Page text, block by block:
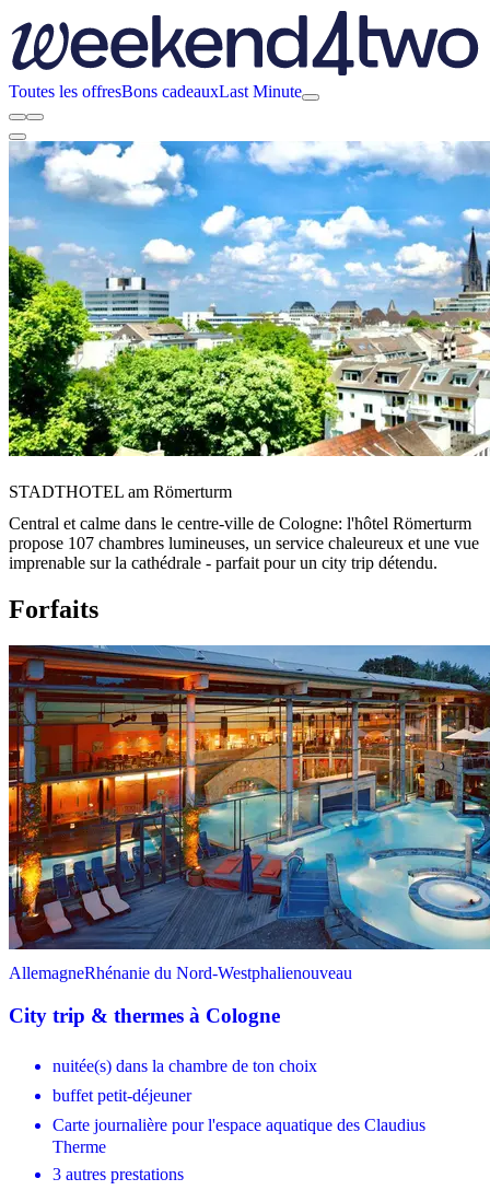
Toutes les offresBons cadeauxLast Minute
STADTHOTEL am Römerturm
Central et calme dans le centre-ville de Cologne: l'hôtel Römerturm
propose 107 chambres lumineuses, un service chaleureux et une vue
imprenable sur la cathédrale - parfait pour un city trip détendu.
Forfaits
AllemagneRhénanie du Nord-Westphalienouveau
City trip & thermes à Cologne
nuitée(s) dans la chambre de ton choix
buffet petit-déjeuner
Carte journalière pour l'espace aquatique des Claudius
Therme
3 autres prestations